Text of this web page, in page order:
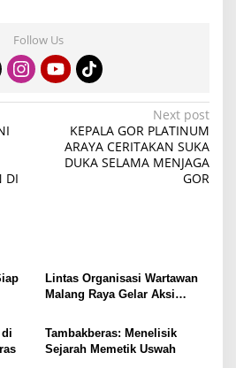
Follow Us
DI
Next post
KEPALA GOR PLATINUM
ARAYA CERITAKAN SUKA
DUKA SELAMA MENJAGA
GOR
Lintas Organisasi Wartawan
Malang Raya Gelar Aksi
Ireng”
di
Tambakberas: Menelisik
Sejarah Memetik Uswah